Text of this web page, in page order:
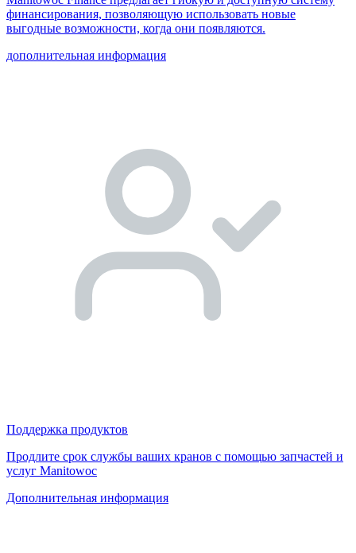
финансирования, позволяющую использовать новые
выгодные возможности, когда они появляются.
дополнительная информация
Поддержка продуктов
Продлите срок службы ваших кранов с помощью запчастей и
услуг Manitowoc
Дополнительная информация